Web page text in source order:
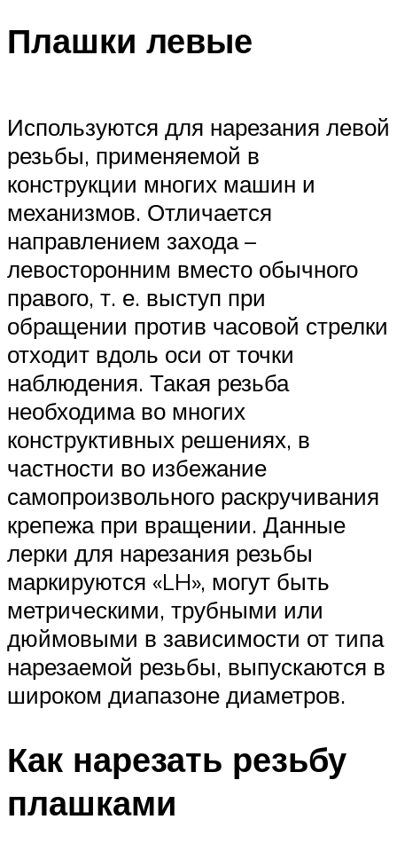
Плашки левые
Используются для нарезания левой
резьбы, применяемой в
конструкции многих машин и
механизмов. Отличается
направлением захода –
левосторонним вместо обычного
правого, т. е. выступ при
обращении против часовой стрелки
отходит вдоль оси от точки
наблюдения. Такая резьба
необходима во многих
конструктивных решениях, в
частности во избежание
самопроизвольного раскручивания
крепежа при вращении. Данные
лерки для нарезания резьбы
маркируются «LH», могут быть
метрическими, трубными или
дюймовыми в зависимости от типа
нарезаемой резьбы, выпускаются в
широком диапазоне диаметров.
Как нарезать резьбу
плашками